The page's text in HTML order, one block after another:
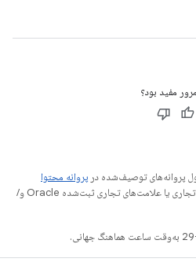
مفید بود؟
پروانه‌های توصیف‌شده در پروانه محتوا
هستند. جاوا و OpenJDK علامت‌های تجاری یا علامت‌های تجاری ثبت‌شده Oracle و/